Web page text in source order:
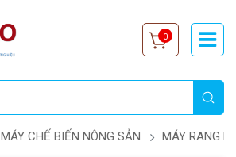
0
MÁY CHẾ BIẾN NÔNG SẢN MÁY RANG